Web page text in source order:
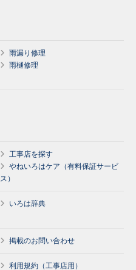
雨漏り修理
雨樋修理
工事店を探す
やねいろはケア（有料保証サービ
ス）
いろは辞典
掲載のお問い合わせ
利用規約（工事店用）